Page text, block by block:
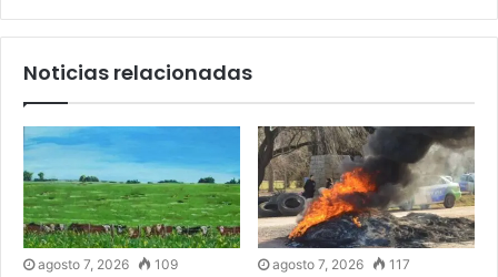
Noticias relacionadas
agosto 7, 2026 109 agosto 7, 2026 117